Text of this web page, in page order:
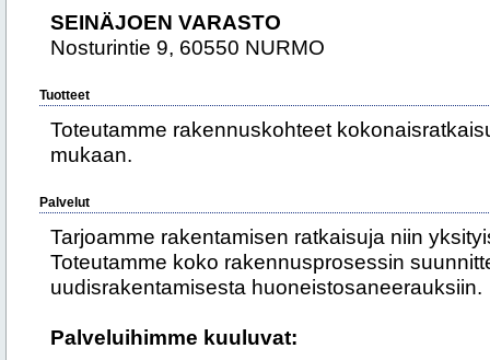
SEINÄJOEN VARASTO
Nosturintie 9, 60550 NURMO
Tuotteet
Toteutamme rakennuskohteet
mukaan.
Palvelut
Tarjoamme rakentamisen ratkaisuja niin
Toteutamme koko rakennusprosessin
uudisrakentamisesta huoneistosaneerauksiin.
Palveluihimme kuuluvat: